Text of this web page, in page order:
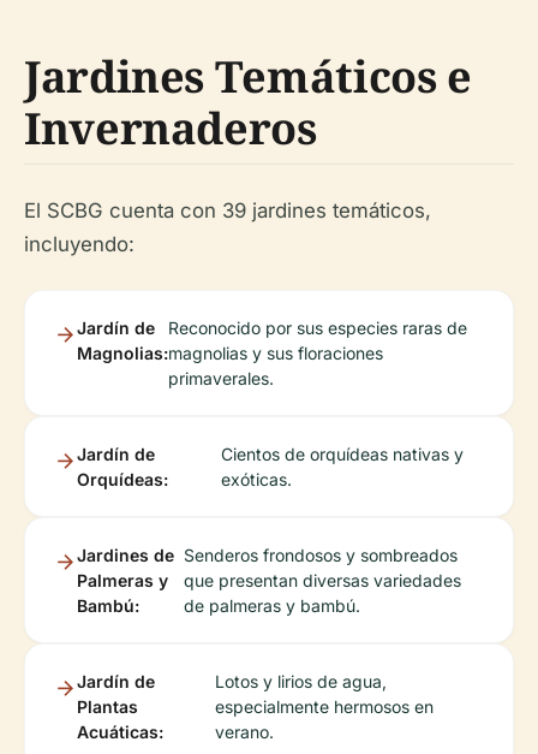
Jardines Temáticos e
Invernaderos
El SCBG cuenta con 39 jardines temáticos,
incluyendo:
Jardín de
Magnolias:
Reconocido por sus especies raras de
magnolias y sus floraciones
primaverales.
Jardín de
Orquídeas:
Cientos de orquídeas nativas y
exóticas.
Jardines de
Palmeras y
Bambú:
Senderos frondosos y sombreados
que presentan diversas variedades
de palmeras y bambú.
Jardín de
Plantas
Acuáticas:
Lotos y lirios de agua,
especialmente hermosos en
verano.